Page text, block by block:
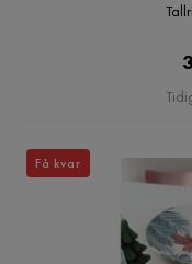
Få kvar